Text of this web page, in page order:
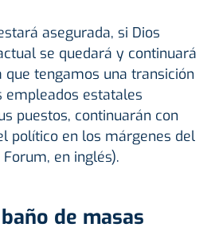
asegurada, si Dios
se quedará y continuará
que tengamos una transición
empleados estatales
puestos, continuarán con
político en los márgenes del
en inglés).
de masas